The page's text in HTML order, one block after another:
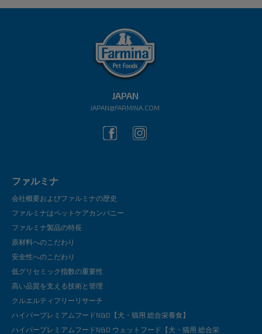
JAPAN
JAPAN@FARMINA.COM
ファルミナ
会社概要およびファルミナの歴史
ファルミナはペットケアカンパニー
ファルミナ製品の特長
原材料へのこだわり
安全性へのこだわり
低グリセミック指数の重要性
高い品質を支える技術と管理
クルエルティフリーリサーチ
ハイパープレミアムフードN&D【犬・猫用 総合栄養食】
ハイパープレミアムフードN&D ウェットフード【犬・猫用 総合栄